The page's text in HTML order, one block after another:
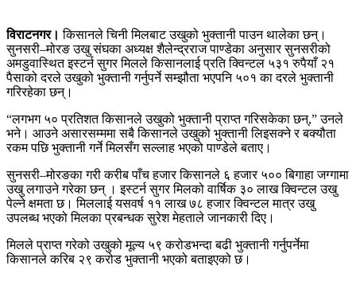
विराटनगर। किसानले चिनी मिलबाट उखुको भुक्तानी पाउन थालेका छन्।
सुनसरी–मोरङ उखु संघका अध्यक्ष शैलेन्द्रराज पाण्डेका अनुसार सुनसरीको
अमडुवास्थित इस्टर्न सुगर मिलले किसानलाई प्रति क्विन्टल ५३१ रुपैयाँ २१
पैसाको दरले उखुको भुक्तानी गर्नुपर्ने सम्झौता भएपनि ५०१ का दरले भुक्तानी
गरिरहेका छन्।
“लगभग ५० प्रतिशत किसानले उखुको भुक्तानी प्राप्त गरिसकेका छन्,” उनले
भने। आउने असारसम्ममा सबै किसानले उखुको भुक्तानी लिइसक्ने र बक्यौता
रकम पछि भुक्तानी गर्ने मिलसँग सल्लाह भएको पाण्डेले बताए।
सुनसरी–मोरङका गरी करीब पाँच हजार किसानले ६ हजार ५०० बिगाहा जग्गामा
उखु लगाउने गरेका छन् । इस्टर्न सुगर मिलको वार्षिक ३० लाख क्विन्टल उखु
पेल्ने क्षमता छ। मिललाई यसवर्ष ११ लाख ७८ हजार क्विन्टल मात्र उखु
उपलब्ध भएको मिलका प्रबन्धक सुरेश मेहताले जानकारी दिए।
मिलले प्राप्त गरेको उखुको मूल्य ५९ करोडभन्दा बढी भुक्तानी गर्नुपर्नेमा
किसानले करिब २९ करोड भुक्तानी भएको बताइएको छ।